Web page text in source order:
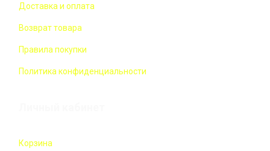
Доставка и оплата
Возврат товара
Правила покупки
Политика конфиденциальности
Корзина